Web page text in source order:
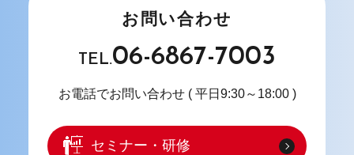
お問い合わせ
TEL.06-6867-7003
お電話でお問い合わせ ( 平日9:30～18:00 )
セミナー・研修